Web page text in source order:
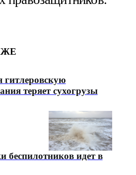
теряет сухогрузы
беспилотников идет в